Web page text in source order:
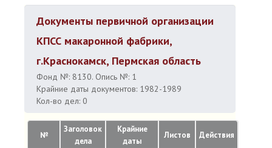
Документы первичной организации
КПСС макаронной фабрики,
г.Краснокамск, Пермская область
Фонд №: 8130. Опись №: 1
Крайние даты документов: 1982-1989
Кол-во дел: 0
№
Заголовок
дела
Крайние
даты
Листов Действия